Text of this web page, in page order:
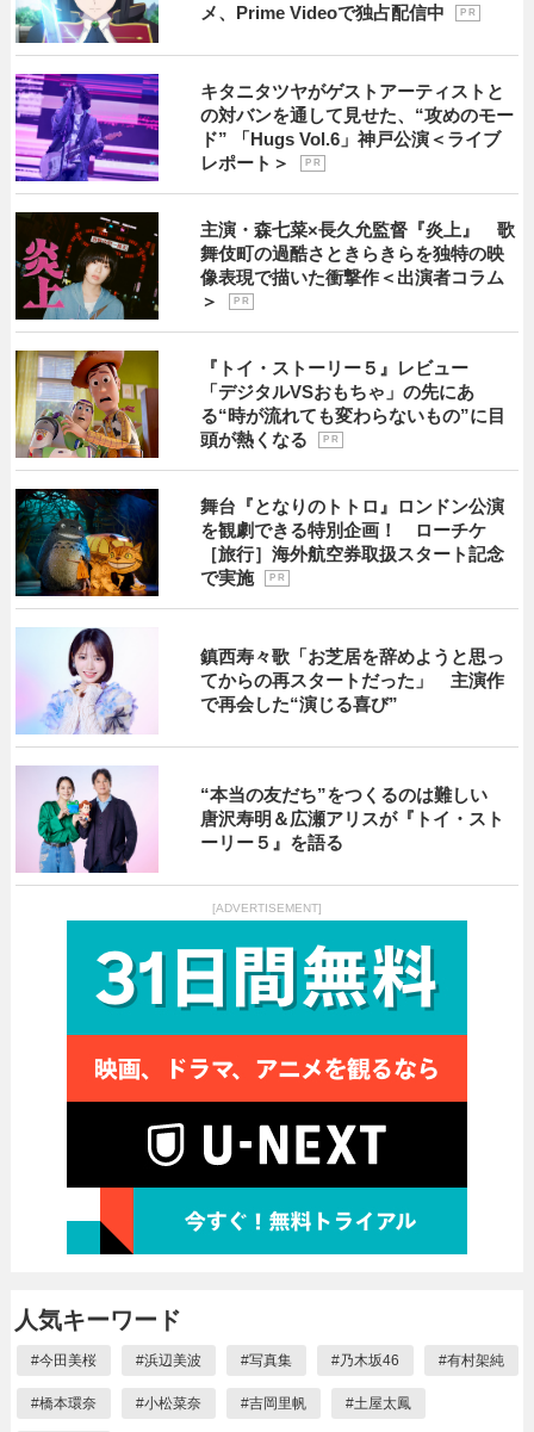
メ、Prime Videoで独占配信中
P R
キタニタツヤがゲストアーティストと
の対バンを通して見せた、“攻めのモー
ド” 「Hugs Vol.6」神戸公演＜ライブ
レポート＞
P R
主演・森七菜×長久允監督『炎上』 歌
舞伎町の過酷さときらきらを独特の映
像表現で描いた衝撃作＜出演者コラム
＞
P R
『トイ・ストーリー５』レビュー
「デジタルVSおもちゃ」の先にあ
る“時が流れても変わらないもの”に目
頭が熱くなる
P R
舞台『となりのトトロ』ロンドン公演
を観劇できる特別企画！ ローチケ
［旅行］海外航空券取扱スタート記念
で実施
P R
鎮西寿々歌「お芝居を辞めようと思っ
てからの再スタートだった」 主演作
で再会した“演じる喜び”
“本当の友だち”をつくるのは難しい
唐沢寿明＆広瀬アリスが『トイ・スト
ーリー５』を語る
[ADVERTISEMENT]
人気キーワード
#今田美桜 #浜辺美波 #写真集 #乃木坂46 #有村架純
#橋本環奈 #小松菜奈 #吉岡里帆 #土屋太鳳